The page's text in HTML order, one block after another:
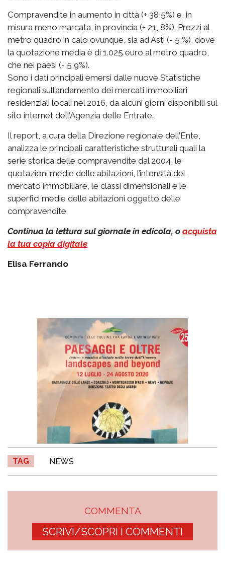
Compravendite in aumento in città (+ 38,5%) e, in
misura meno marcata, in provincia (+ 21, 8%). Prezzi al
metro quadro in calo ovunque, sia ad Asti (- 5 %), dove
la quotazione media è di 1.025 euro al metro quadro,
che nei paesi (- 5,9%).
Sono i dati principali emersi dalle nuove Statistiche
regionali sull’andamento dei mercati immobiliari
residenziali locali nel 2016, da alcuni giorni disponibili sul
sito internet dell’Agenzia delle Entrate.
Il report, a cura della Direzione regionale dell’Ente,
analizza le principali caratteristiche strutturali quali la
serie storica delle compravendite dal 2004, le
quotazioni medie delle abitazioni, l’intensità del
mercato immobiliare, le classi dimensionali e le
superfici medie delle abitazioni oggetto delle
compravendite
Continua la lettura sul giornale in edicola, o acquista
la tua copia digitale
Elisa Ferrando
TAG NEWS
COMMENTA
SCRIVI/SCOPRI I COMMENTI